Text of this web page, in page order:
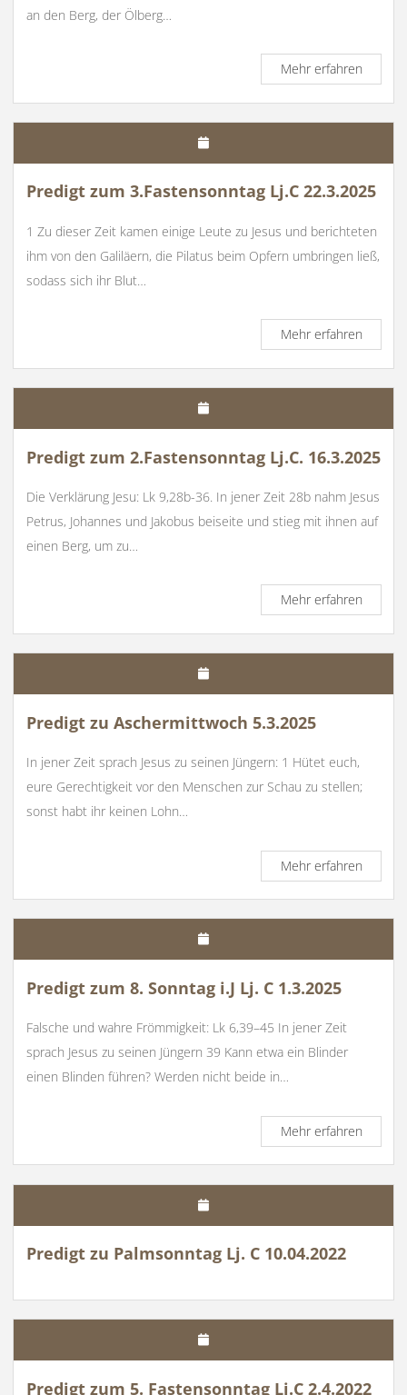
an den Berg, der Ölberg…
Mehr erfahrenPredigt
zu
Lj.C
Predigt zum 3.Fastensonntag Lj.C 22.3.2025
1 Zu dieser Zeit kamen einige Leute zu Jesus und berichteten
ihm von den Galiläern, die Pilatus beim Opfern umbringen ließ,
sodass sich ihr Blut…
Mehr erfahrenPredigt
zum
Lj.C
Predigt zum 2.Fastensonntag Lj.C. 16.3.2025
Die Verklärung Jesu: Lk 9,28b-36. In jener Zeit 28b nahm Jesus
Petrus, Johannes und Jakobus beiseite und stieg mit ihnen auf
einen Berg, um zu…
Mehr erfahrenPredigt
zum
Lj.C.
Predigt zu Aschermittwoch 5.3.2025
In jener Zeit sprach Jesus zu seinen Jüngern: 1 Hütet euch,
eure Gerechtigkeit vor den Menschen zur Schau zu stellen;
sonst habt ihr keinen Lohn…
Mehr erfahrenPredigt
zu
Predigt zum 8. Sonntag i.J Lj. C 1.3.2025
Falsche und wahre Frömmigkeit: Lk 6,39–45 In jener Zeit
sprach Jesus zu seinen Jüngern 39 Kann etwa ein Blinder
einen Blinden führen? Werden nicht beide in…
Mehr erfahrenPredigt
zum
8.
Sonntag
Predigt zu Palmsonntag Lj. C 10.04.2022
Predigt zum 5. Fastensonntag Lj.C 2.4.2022